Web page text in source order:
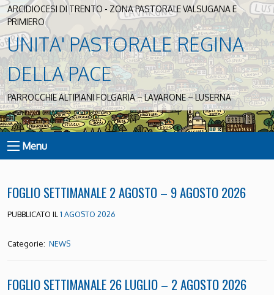
ARCIDIOCESI DI TRENTO - ZONA PASTORALE VALSUGANA E
PRIMIERO
UNITA' PASTORALE REGINA
DELLA PACE
PARROCCHIE ALTIPIANI FOLGARIA – LAVARONE – LUSERNA
Menu
FOGLIO SETTIMANALE 2 AGOSTO – 9 AGOSTO 2026
PUBBLICATO IL 1 AGOSTO 2026
Categorie: NEWS
FOGLIO SETTIMANALE 26 LUGLIO – 2 AGOSTO 2026